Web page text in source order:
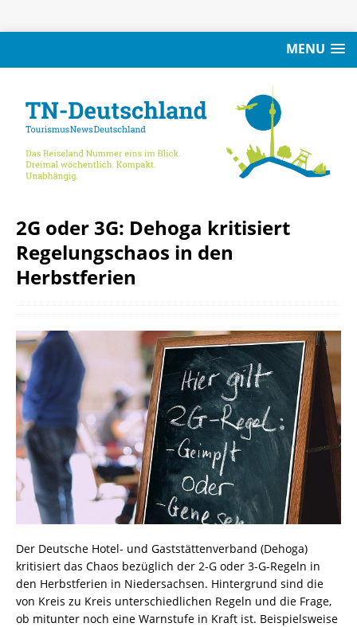
MENU
2G oder 3G: Dehoga kritisiert
Regelungschaos in den
Herbstferien
Der Deutsche Hotel- und Gaststättenverband (Dehoga)
kritisiert das Chaos bezüglich der 2-G oder 3-G-Regeln in
den Herbstferien in Niedersachsen. Hintergrund sind die
von Kreis zu Kreis unterschiedlichen Regeln und die Frage,
ob mitunter noch eine Warnstufe in Kraft ist. Beispielsweise